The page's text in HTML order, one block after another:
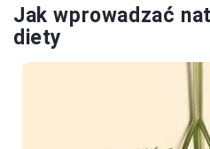
Jak wprowadzać
diety